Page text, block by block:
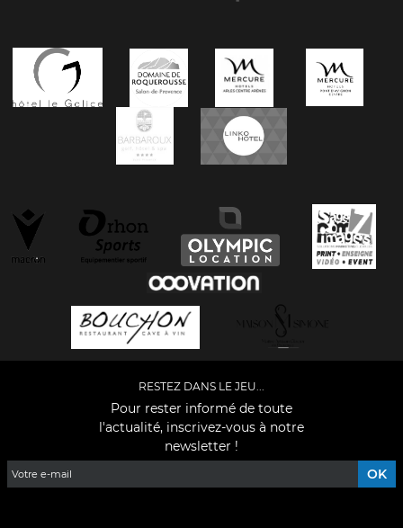
RESTEZ DANS LE JEU...
Pour rester informé de toute
l'actualité, inscrivez-vous à notre
newsletter !